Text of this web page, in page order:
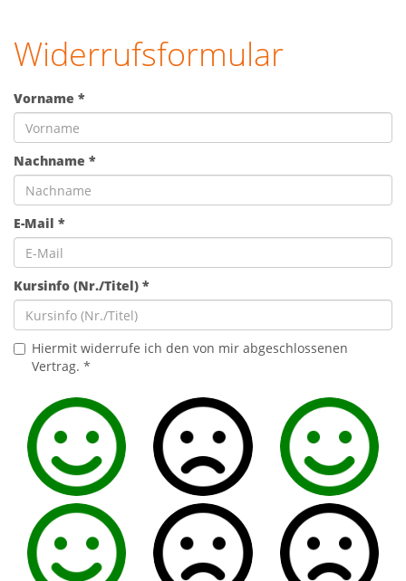
Widerrufsformular
Vorname *
Nachname *
E-Mail *
Kursinfo (Nr./Titel) *
Hiermit widerrufe ich den von mir abgeschlossenen
Vertrag. *